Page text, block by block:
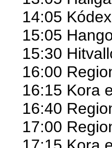
14:05 Kódex
15:05
15:30
16:00
16:15 Kora
16:40
17:00